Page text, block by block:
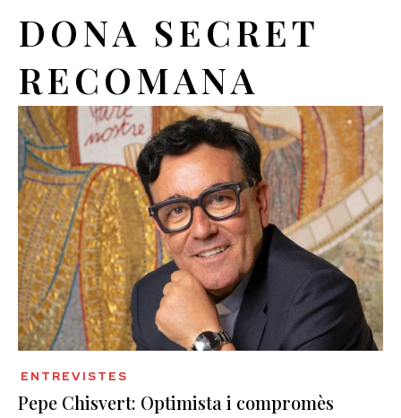
DONA SECRET
RECOMANA
ENTREVISTES
Pepe Chisvert: Optimista i compromès